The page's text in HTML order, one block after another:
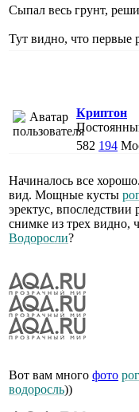
Сыпал весь грунт,
Тут видно, что первые
Криптон
582 194
Начиналось все
вид. Мощные кусты
эректус,
снимке из трех видно,
Водоросли?
Вот вам много фото
водоросль))